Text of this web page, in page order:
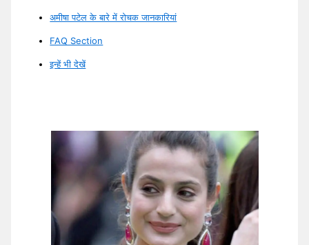
अमीषा पटेल के बारे में रोचक जानकारियां
FAQ Section
इन्हें भी देखें